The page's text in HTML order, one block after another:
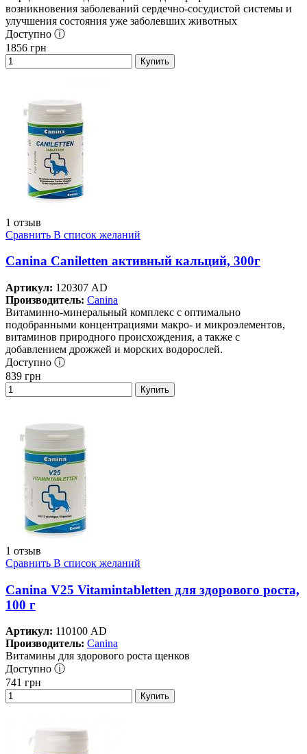
возникновения заболеваний сердечно-сосудистой системы и
улучшения состояния уже заболевших животных
Доступно ⓘ
1856 грн
Купить
1 отзыв
Сравнить В список желаний
Canina Caniletten активный кальций, 300г
Артикул: 120307 AD
Производитель: Canina
Витаминно-минеральный комплекс с оптимально
подобранными концентрациями макро- и микроэлементов,
витаминов природного происхождения, а также с
добавлением дрожжей и морских водорослей.
Доступно ⓘ
839 грн
Купить
1 отзыв
Сравнить В список желаний
Canina V25 Vitamintabletten для здорового роста,
100 г
Артикул: 110100 AD
Производитель: Canina
Витамины для здорового роста щенков
Доступно ⓘ
741 грн
Купить